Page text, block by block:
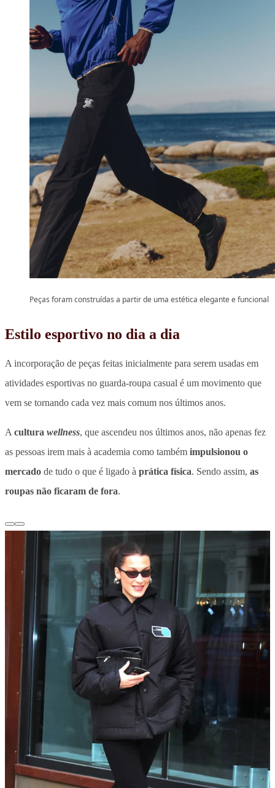
Peças foram construídas a partir de uma estética elegante e funcional
Estilo esportivo no dia a dia
A incorporação de peças feitas inicialmente para serem usadas em
atividades esportivas no guarda-roupa casual é um movimento que
vem se tornando cada vez mais comum nos últimos anos.
A cultura wellness, que ascendeu nos últimos anos, não apenas fez
as pessoas irem mais à academia como também impulsionou o
mercado de tudo o que é ligado à prática física. Sendo assim, as
roupas não ficaram de fora.